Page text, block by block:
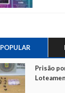
POPULAR
Prisão